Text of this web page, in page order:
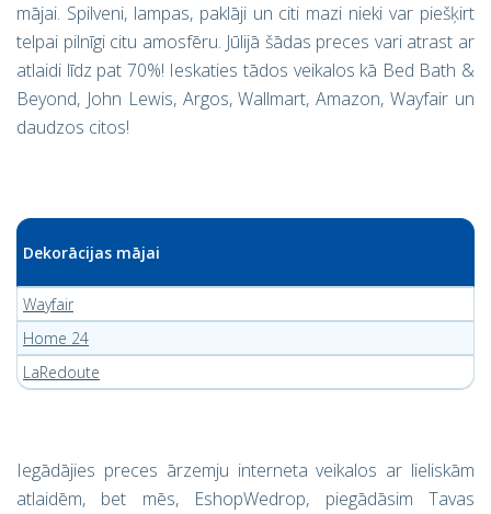
mājai. Spilveni, lampas, paklāji un citi mazi nieki var piešķirt
telpai pilnīgi citu amosfēru. Jūlijā šādas preces vari atrast ar
atlaidi līdz pat 70%! Ieskaties tādos veikalos kā Bed Bath &
Beyond, John Lewis, Argos, Wallmart, Amazon, Wayfair un
daudzos citos!
Dekorācijas mājai
Wayfair
Home 24
LaRedoute
Iegādājies preces ārzemju interneta veikalos ar lieliskām
atlaidēm, bet mēs, EshopWedrop, piegādāsim Tavas